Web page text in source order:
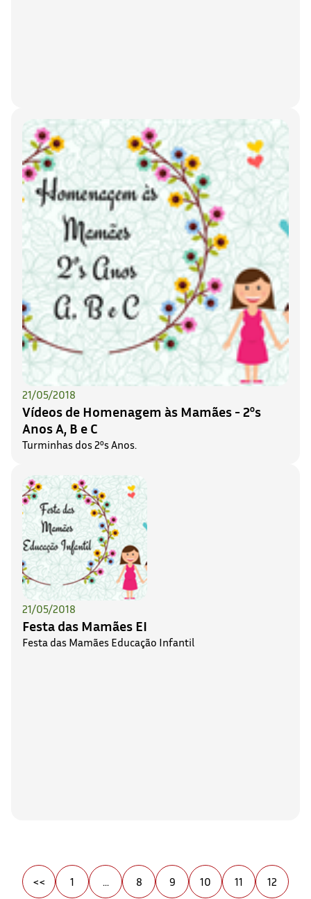
21/05/2018
Vídeos de Homenagem às Mamães - 2ºs
Anos A, B e C
Turminhas dos 2ºs Anos.
21/05/2018
Festa das Mamães EI
Festa das Mamães Educação Infantil
<< 1 ... 8 9 10 11 12